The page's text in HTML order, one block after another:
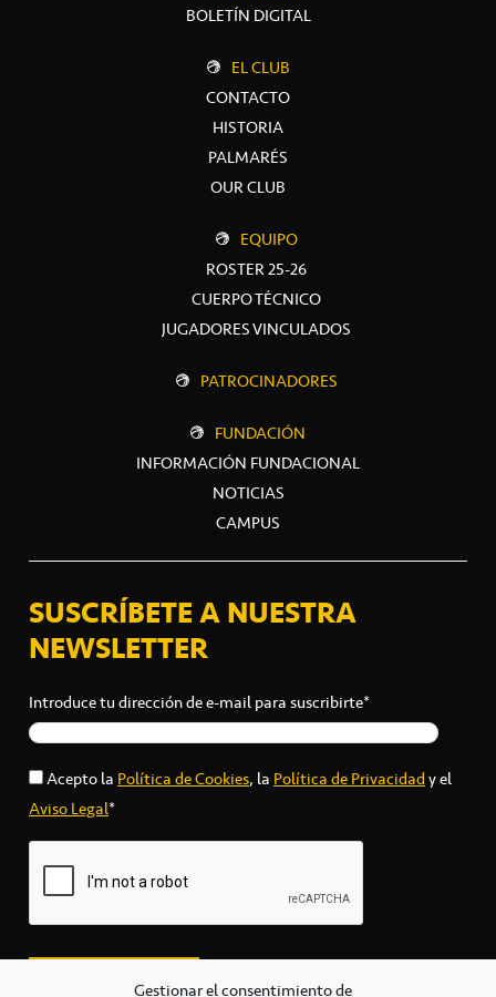
Gestionar el consentimiento de
BOLETÍN DIGITAL
EL CLUB
CONTACTO
HISTORIA
PALMARÉS
OUR CLUB
EQUIPO
ROSTER 25-26
CUERPO TÉCNICO
JUGADORES VINCULADOS
PATROCINADORES
FUNDACIÓN
INFORMACIÓN FUNDACIONAL
NOTICIAS
CAMPUS
SUSCRÍBETE A NUESTRA
NEWSLETTER
Introduce tu dirección de e-mail para suscribirte*
Acepto laPolítica de Cookies, laPolítica de Privacidady el
Aviso Legal*